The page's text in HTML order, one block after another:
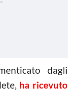
dagli
ha ricevuto